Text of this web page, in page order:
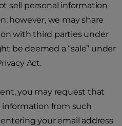
sell personal information
however, we may share
with third parties under
be deemed a “sale” under
Act.
you may request that
from such
your email address